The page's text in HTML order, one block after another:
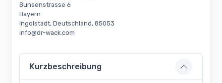
Bunsenstrasse 6
Bayern
Ingolstadt, Deutschland, 85053
info@dr-wack.com
Kurzbeschreibung